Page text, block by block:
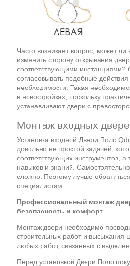
Часто возникает вопрос, может ли
изменить сторону открывания
соответствующими инстанциями?
согласовывать подобные
необходимости. Такая
в новостройках, поскольку
устанавливают двери с
Монтаж входных
Установка входной Двери Поло
довольно не простой задачей,
соответствующих инструментов,
навыков и знаний.
сложно. Поэтому лучше
специалистам.
Профессиональный монтаж
безопасность и комфорт.
Монтаж двери необходимо
строительных работ и высыхания
любых работ, связанных с
Перед установкой Двери Поло